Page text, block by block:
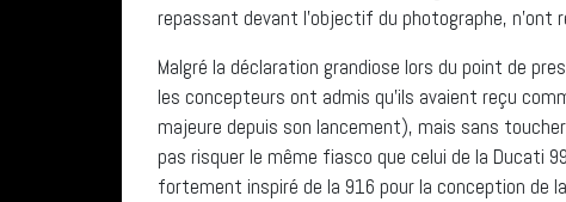
repassant devant l’objectif du photographe,
Malgré la déclaration grandiose lors du point de
les concepteurs ont admis qu’ils avaient reçu
majeure depuis son lancement), mais sans
pas risquer le même fiasco que celui de la Ducati
fortement inspiré de la 916 pour la conception de